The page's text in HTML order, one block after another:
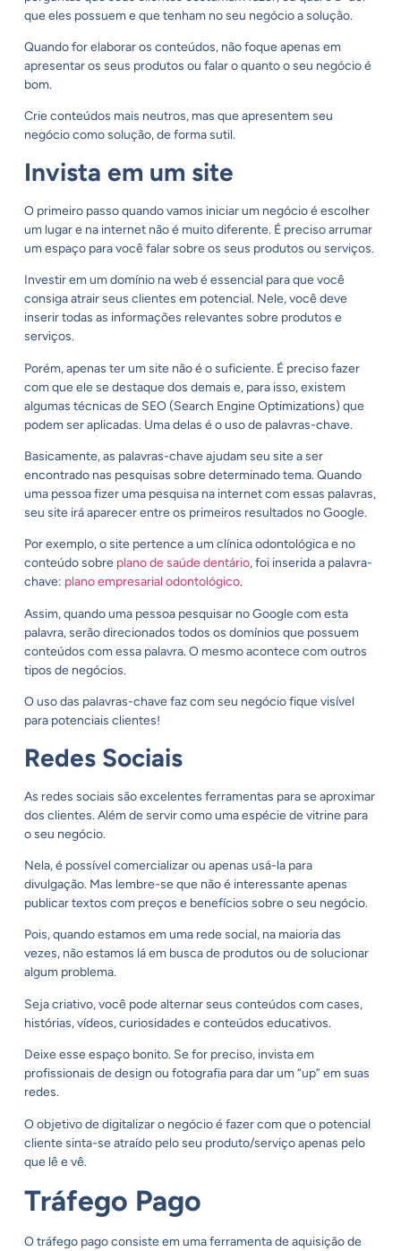
que eles possuem e que tenham no seu negócio a solução.
Quando for elaborar os conteúdos, não foque apenas em
apresentar os seus produtos ou falar o quanto o seu negócio é
bom.
Crie conteúdos mais neutros, mas que apresentem seu
negócio como solução, de forma sutil.
Invista em um site
O primeiro passo quando vamos iniciar um negócio é escolher
um lugar e na internet não é muito diferente. É preciso arrumar
um espaço para você falar sobre os seus produtos ou serviços.
Investir em um domínio na web é essencial para que você
consiga atrair seus clientes em potencial. Nele, você deve
inserir todas as informações relevantes sobre produtos e
serviços.
Porém, apenas ter um site não é o suficiente. É preciso fazer
com que ele se destaque dos demais e, para isso, existem
algumas técnicas de SEO (Search Engine Optimizations) que
podem ser aplicadas. Uma delas é o uso de palavras-chave.
Basicamente, as palavras-chave ajudam seu site a ser
encontrado nas pesquisas sobre determinado tema. Quando
uma pessoa fizer uma pesquisa na internet com essas palavras,
seu site irá aparecer entre os primeiros resultados no Google.
Por exemplo, o site pertence a um clínica odontológica e no
conteúdo sobre plano de saúde dentário,foi inserida a palavra-
chave: plano empresarial odontológico.
Assim, quando uma pessoa pesquisar no Google com esta
palavra, serão direcionados todos os domínios que possuem
conteúdos com essa palavra. O mesmo acontece com outros
tipos de negócios.
O uso das palavras-chave faz com seu negócio fique visível
para potenciais clientes!
Redes Sociais
As redes sociais são excelentes ferramentas para se aproximar
dos clientes. Além de servir como uma espécie de vitrine para
o seu negócio.
Nela, é possível comercializar ou apenas usá-la para
divulgação. Mas lembre-se que não é interessante apenas
publicar textos com preços e benefícios sobre o seu negócio.
Pois, quando estamos em uma rede social, na maioria das
vezes, não estamos lá em busca de produtos ou de solucionar
algum problema.
Seja criativo, você pode alternar seus conteúdos com cases,
histórias, vídeos, curiosidades e conteúdos educativos.
Deixe esse espaço bonito. Se for preciso, invista em
profissionais de design ou fotografia para dar um “up” em suas
redes.
O objetivo de digitalizar o negócio é fazer com que o potencial
cliente sinta-se atraído pelo seu produto/serviço apenas pelo
que lê e vê.
Tráfego Pago
O tráfego pago consiste em uma ferramenta de aquisição de